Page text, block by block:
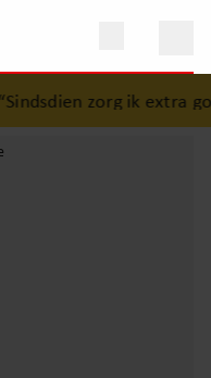
zorg ik extra